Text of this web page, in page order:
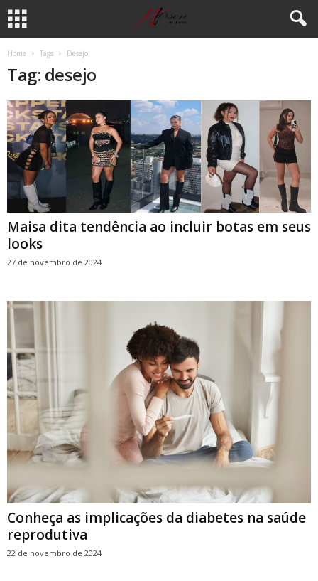
Home Tags Desejo
Tag: desejo
Maisa dita tendência ao incluir botas em seus
looks
27 de novembro de 2024
Conheça as implicações da diabetes na saúde
reprodutiva
22 de novembro de 2024